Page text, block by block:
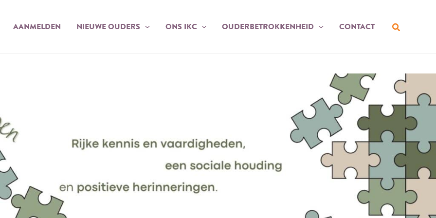
AANMELDEN NIEUWE OUDERS ONS IKC OUDERBETROKKENHEID CONTACT Zoeken